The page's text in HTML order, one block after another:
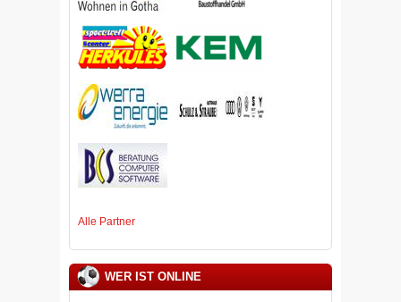
Alle Partner
WER IST ONLINE